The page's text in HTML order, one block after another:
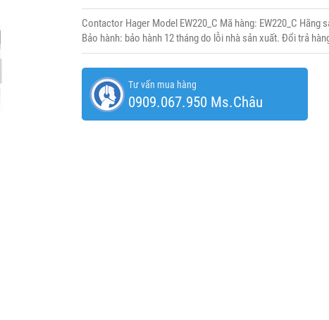
Contactor Hager Model EW220_C Mã hàng: EW220_C
Bảo hành: bảo hành 12 tháng do lỗi nhà sản xuất. Đổi trả
Tư vấn mua hàng
0909.067.950 Ms.Châu